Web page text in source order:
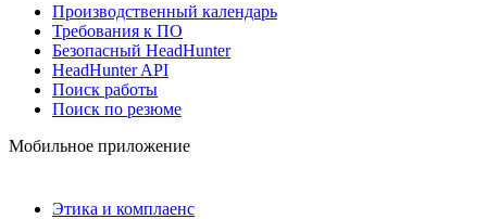
Производственный календарь
Требования к ПО
Безопасный HeadHunter
HeadHunter API
Поиск работы
Поиск по резюме
Мобильное приложение
Этика и комплаенс